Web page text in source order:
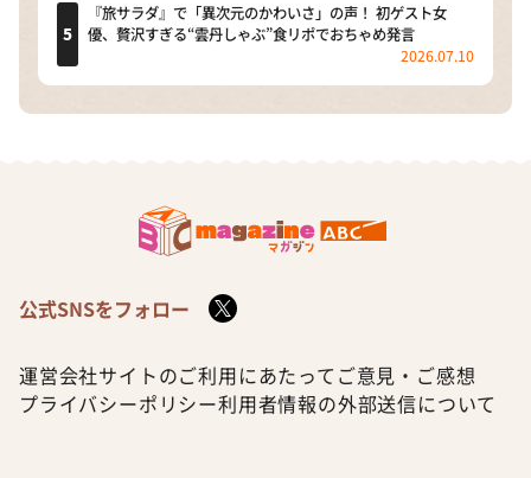
『旅サラダ』で「異次元のかわいさ」の声！ 初ゲスト女
優、贅沢すぎる“雲丹しゃぶ”食リポでおちゃめ発言
2026.07.10
公式SNSをフォロー
運営会社サイトのご利用にあたって ご意見・ご感想
プライバシーポリシー利用者情報の外部送信について